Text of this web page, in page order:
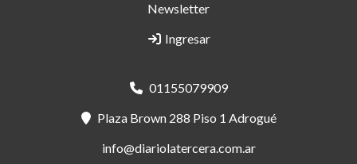
Newsletter
Ingresar
01155079909
Plaza Brown 288 Piso 1 Adrogué
info@diariolatercera.com.ar